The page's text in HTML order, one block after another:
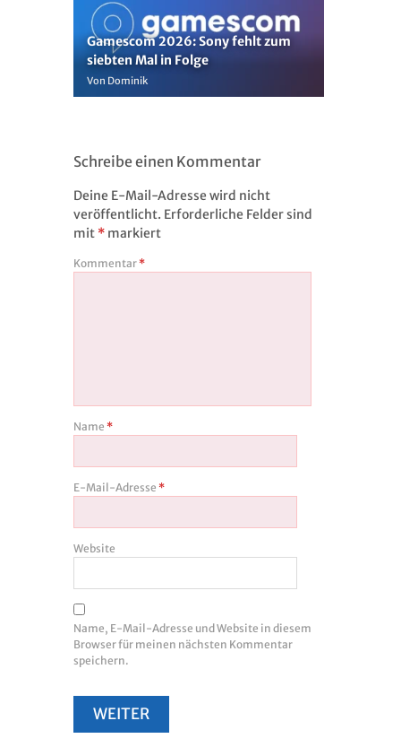
Gamescom 2026: Sony fehlt zum
siebten Mal in Folge
Von Dominik
Schreibe einen Kommentar
Deine E-Mail-Adresse wird nicht
veröffentlicht. Erforderliche Felder sind
mit * markiert
Kommentar *
Name *
E-Mail-Adresse *
Website
Name, E-Mail-Adresse und Website in diesem
Browser für meinen nächsten Kommentar
speichern.